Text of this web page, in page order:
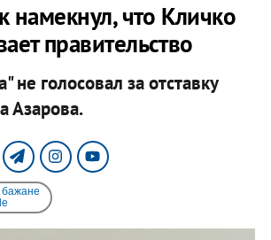
намекнул, что Кличко
правительство
голосовал за отставку
Азарова.
бажане